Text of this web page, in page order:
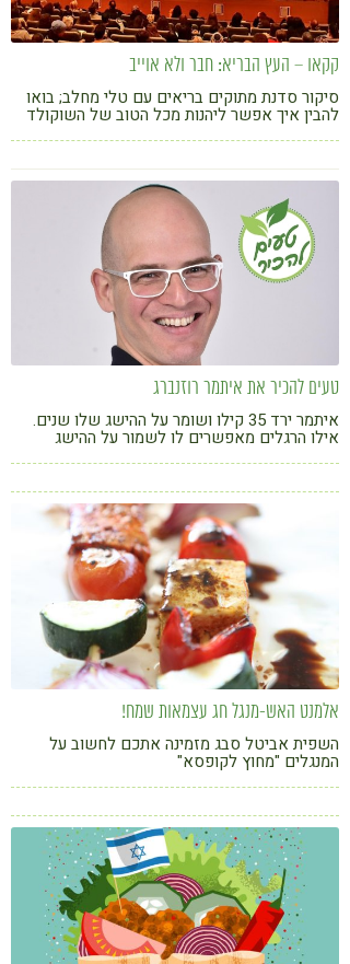
קקאו – העץ הבריא: חבר ולא אוייב
סיקור סדנת מתוקים בריאים עם טלי מחלב; בואו
להבין איך אפשר ליהנות מכל הטוב של השוקולד
ולשמור על הבריאות
טעים להכיר את איתמר רוזנברג
איתמר ירד 35 קילו ושומר על ההישג שלו שנים.
אילו הרגלים מאפשרים לו לשמור על ההישג
אלמנט האש-מנגל חג עצמאות שמח!
השפית אביטל סבג מזמינה אתכם לחשוב על
המנגלים "מחוץ לקופסא"